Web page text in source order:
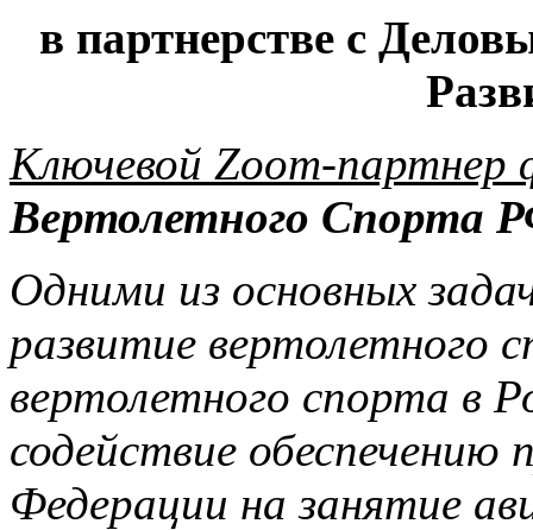
в партнерстве с
Ключевой Zoom-партнер
Вертолетного Спорта
Одними из основных
развитие вертолетного
вертолетного спорта в
содействие обеспечению
Федерации на занятие